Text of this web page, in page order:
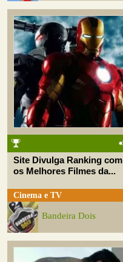
Site Divulga Ranking com
os Melhores Filmes da...
Cinema e TV
Bandeira Dois